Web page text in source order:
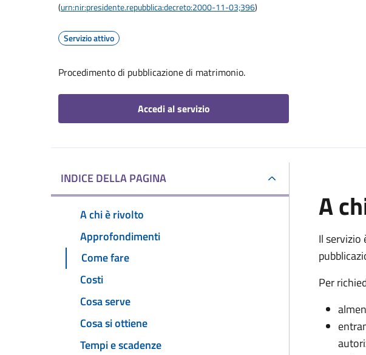
(urn:nir:presidente.repubblica:decreto:2000-11-03;396)
Servizio attivo
Procedimento di pubblicazione di matrimonio.
Accedi al servizio
INDICE DELLA PAGINA
A chi è rivolto
Approfondimenti
Come fare
Costi
Cosa serve
Cosa si ottiene
Tempi e scadenze
A
Il
Per